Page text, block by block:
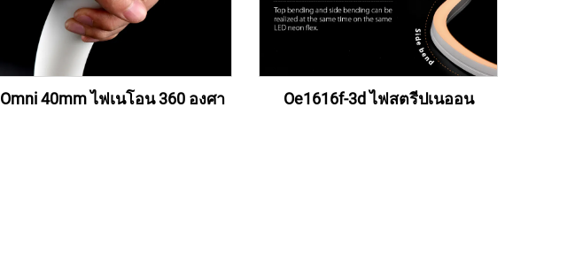
Omni 40mm ไฟเนโอน 360 องศา Oe1616f-3d ไฟสตรีปเนออน